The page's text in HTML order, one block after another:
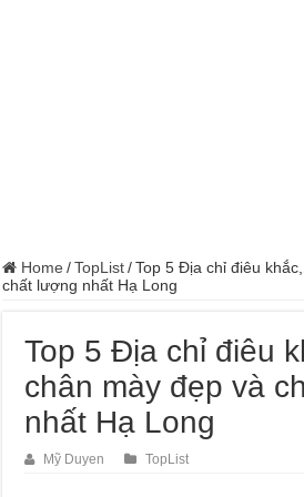
Home / TopList / Top 5 Địa chỉ điêu
chất lượng nhất Hạ Long
Top 5 Địa chỉ điêu
chân mày đẹp và
nhất Hạ Long
Mỹ Duyen TopList